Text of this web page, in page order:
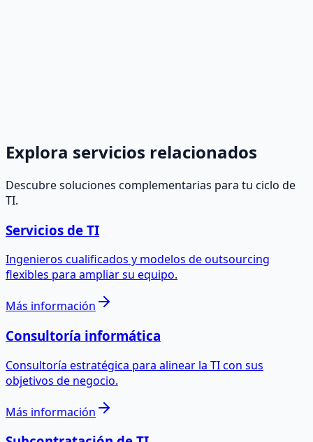
Explora servicios relacionados
Descubre soluciones complementarias para tu ciclo de
TI.
Servicios de TI
Ingenieros cualificados y modelos de outsourcing
flexibles para ampliar su equipo.
Más información
Consultoría informática
Consultoría estratégica para alinear la TI con sus
objetivos de negocio.
Más información